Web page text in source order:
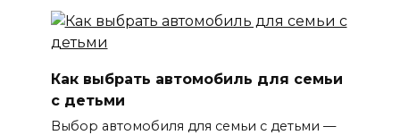
Как выбрать автомобиль для семьи
с детьми
Выбор автомобиля для семьи с детьми —